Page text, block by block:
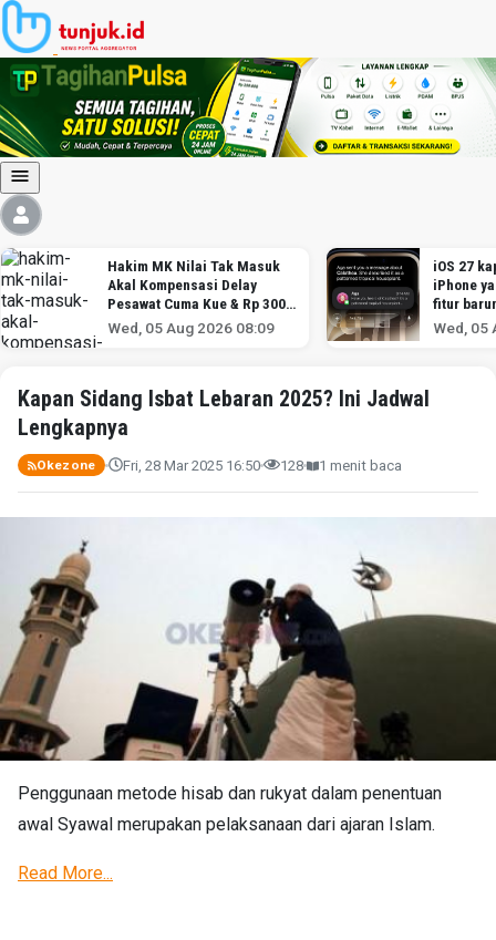
Hakim MK Nilai Tak Masuk
Akal Kompensasi Delay
Pesawat Cuma Kue & Rp 300
Ribu
Wed, 05 Aug 2026 08:09
iOS 27
iPhone
fitur
Wed, 05
Kapan Sidang Isbat Lebaran 2025? Ini Jadwal
Lengkapnya
Okezone Fri, 28 Mar 2025 16:50 128 1 menit baca
Penggunaan metode hisab dan rukyat dalam penentuan
awal Syawal merupakan pelaksanaan dari ajaran Islam.
Read More...